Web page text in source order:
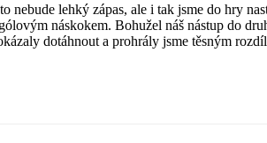
nebude lehký zápas, ale i tak jsme do hry
náskokem. Bohužel náš nástup do
dotáhnout a prohrály jsme těsným